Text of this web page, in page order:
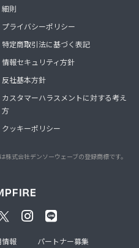
細則
プライバシーポリシー
特定商取引法に基づく表記
情報セキュリティ方針
反社基本方針
カスタマーハラスメントに対する考え
方
クッキーポリシー
株式会社デンソーウェーブの登録商標です。
情報 パートナー募集